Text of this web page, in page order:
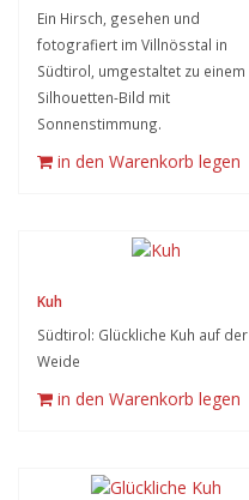
Ein Hirsch, gesehen und
fotografiert im Villnösstal in
Südtirol, umgestaltet zu einem
Silhouetten-Bild mit
Sonnenstimmung.
in den Warenkorb legen
Kuh
Südtirol: Glückliche Kuh auf der
Weide
in den Warenkorb legen